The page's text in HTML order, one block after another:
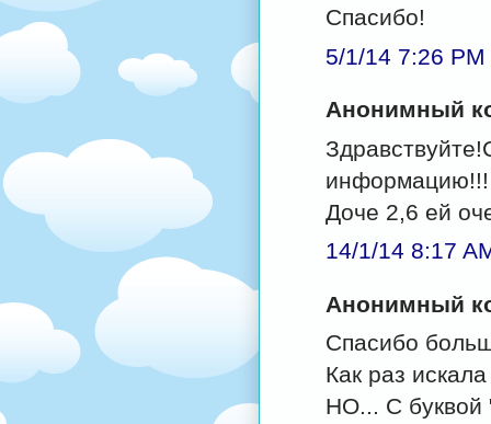
Спасибо!
5/1/14 7:26 PM
Анонимный
информацию!!!
Доче 2,6 ей
14/1/14 8:17
Анонимный
Спасибо
Как раз
НО... С буквой